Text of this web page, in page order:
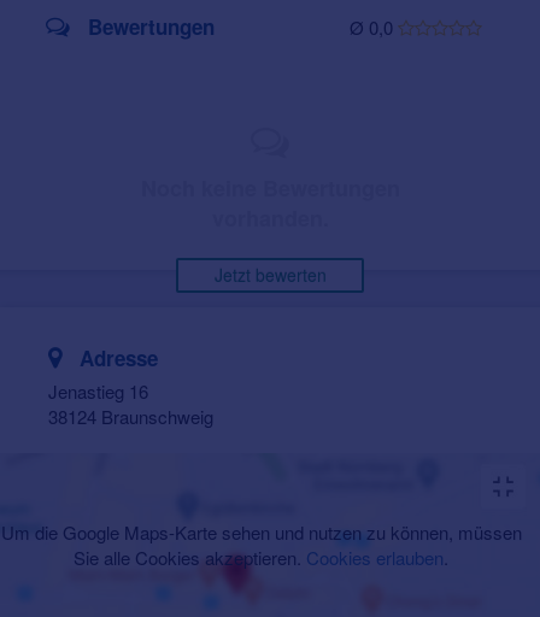
Ø 0,0
Bewertungen
Jetzt bewerten
Adresse
Jenastieg 16
38124 Braunschweig
Um die Google Maps-Karte sehen und nutzen zu können, müssen
Sie alle Cookies akzeptieren. Cookies erlauben